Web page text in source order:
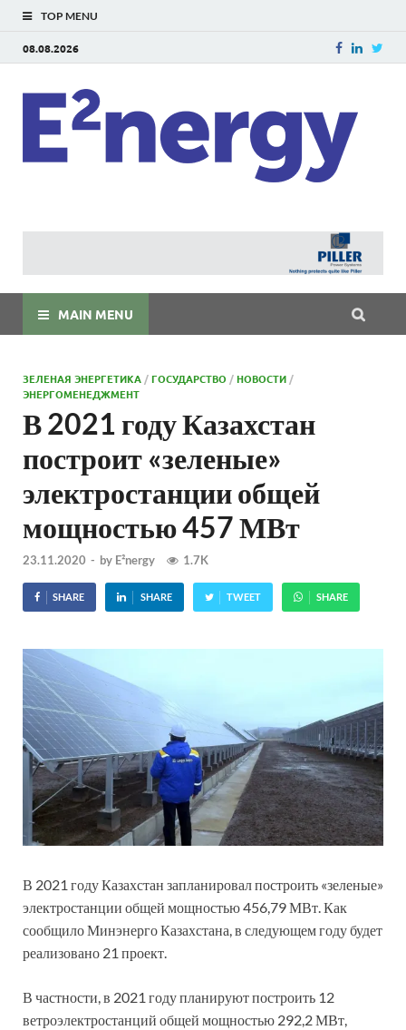
TOP MENU
08.08.2026
MAIN MENU
ЗЕЛЕНАЯ ЭНЕРГЕТИКА /ГОСУДАРСТВО /НОВОСТИ /
ЭНЕРГОМЕНЕДЖМЕНТ
В 2021 году Казахстан
построит «зеленые»
электростанции общей
мощностью 457 МВт
23.11.2020 - by E²nergy 1.7K
SHARE SHARE TWEET SHARE
В 2021 году Казахстан запланировал построить «зеленые»
электростанции общей мощностью 456,79 МВт. Как
сообщило Минэнерго Казахстана, в следующем году будет
реализовано 21 проект.
В частности, в 2021 году планируют построить 12
ветроэлектростанций общей мощностью 292,2 МВт,